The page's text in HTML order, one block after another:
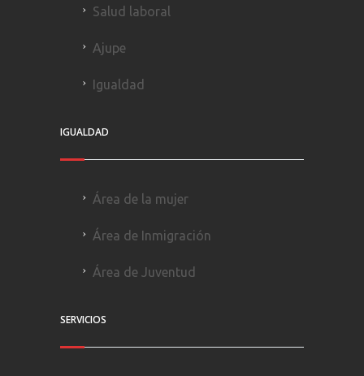
Salud laboral
Ajupe
Igualdad
IGUALDAD
Área de la mujer
Área de Inmigración
Área de Juventud
SERVICIOS